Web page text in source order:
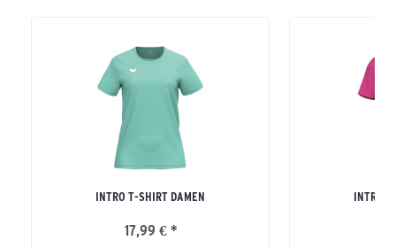
INTRO T-SHIRT DAMEN
17,99 € *
INTRO